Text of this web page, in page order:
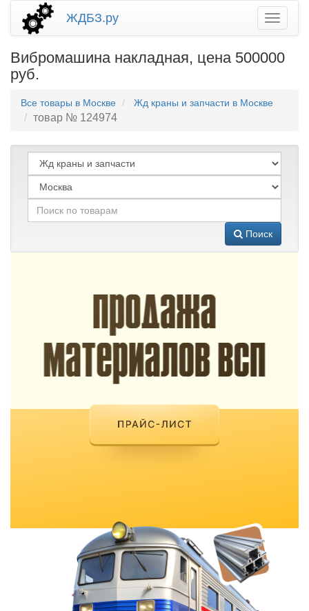
ЖДБЗ.ру
Вибромашина накладная, цена 500000
руб.
Все товары в Москве Жд краны и запчасти в Москве
товар № 124974
Поиск